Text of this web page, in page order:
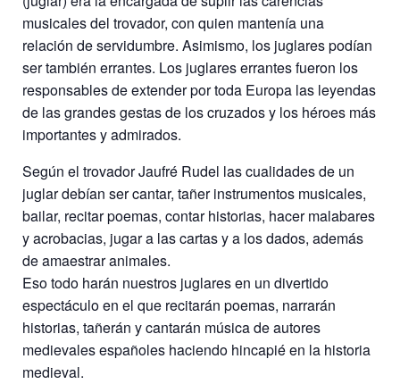
musicales del trovador, con quien mantenía una
relación de servidumbre. Asimismo, los juglares podían
ser también errantes. Los juglares errantes fueron los
responsables de extender por toda Europa las leyendas
de las grandes gestas de los cruzados y los héroes más
importantes y admirados.
Según el trovador Jaufré Rudel las cualidades de un
juglar debían ser cantar, tañer instrumentos musicales,
bailar, recitar poemas, contar historias, hacer malabares
y acrobacias, jugar a las cartas y a los dados, además
de amaestrar animales.
Eso todo harán nuestros juglares en un divertido
espectáculo en el que recitarán poemas, narrarán
historias, tañerán y cantarán música de autores
medievales españoles haciendo hincapié en la historia
medieval.